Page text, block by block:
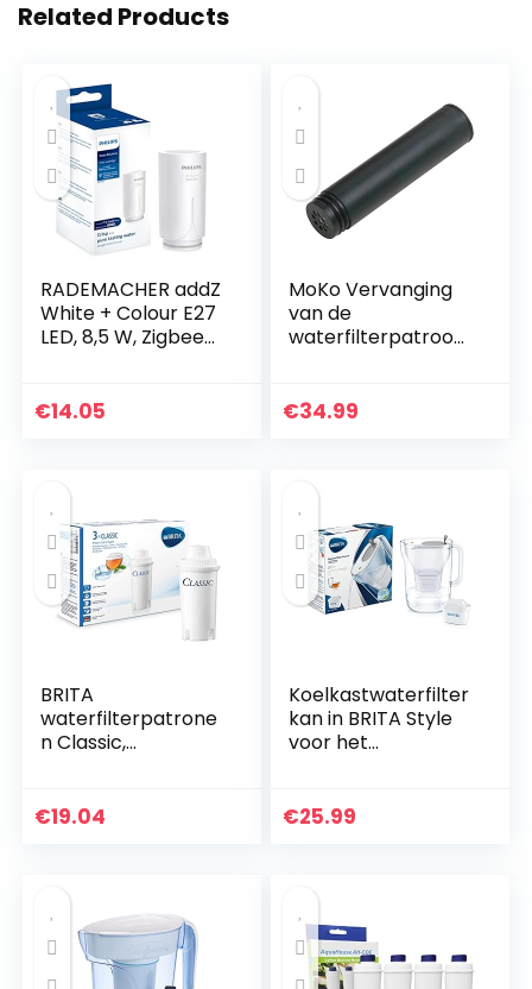
Related Products
RADEMACHER addZ
White + Colour E27
LED, 8,5 W, Zigbee
kleuren, dimbaar
€14.05
MoKo Vervanging
van de
waterfilterpatroon,
Geavanceerde
€34.99
BRITA
waterfilterpatrone
n Classic,
BRITA
€19.04
Koelkastwaterfilter
kan in BRITA Style
voor het
en onzuiverheden,
€25.99